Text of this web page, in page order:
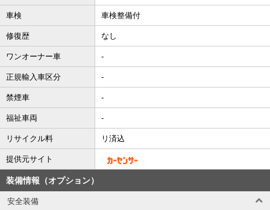
車検 車検整備付
修復歴 なし
ワンオーナー車 -
正規輸入車区分 -
禁煙車 -
福祉車両 -
リサイクル料 リ済込
提供元サイト
装備情報（オプション）
安全装備